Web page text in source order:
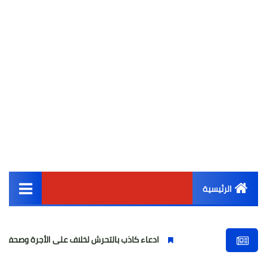
الرئيسية
أخبار مصر
ادعاء كاذب بالتحرش لخلاف على الأجرة وصحفية وهمية